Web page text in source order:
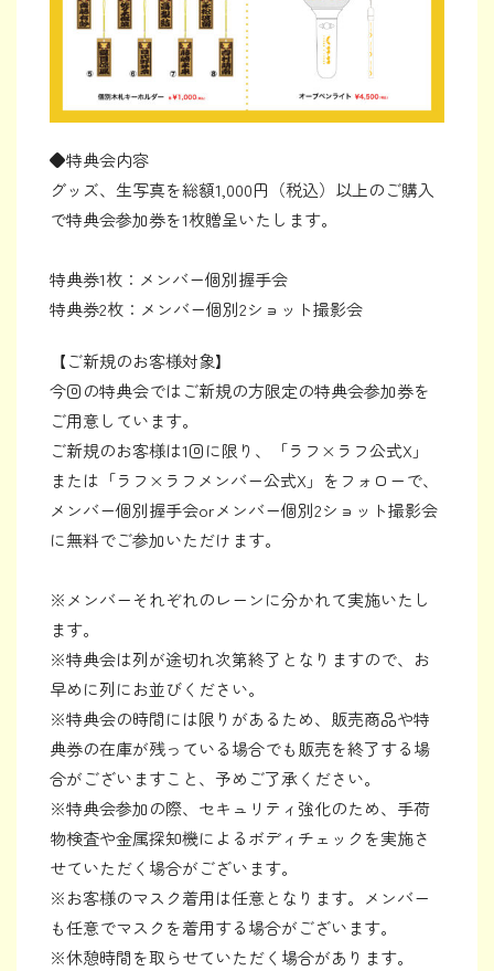
◆特典会内容
グッズ、生写真を総額1,000円（税込）以上のご購入
で特典会参加券を1枚贈呈いたします。
特典券1枚：メンバー個別握手会
特典券2枚：メンバー個別2ショット撮影会
【ご新規のお客様対象】
今回の特典会ではご新規の方限定の特典会参加券を
ご用意しています。
ご新規のお客様は1回に限り、「ラフ×ラフ公式X」
または「ラフ×ラフメンバー公式X」をフォローで、
メンバー個別握手会orメンバー個別2ショット撮影会
に無料でご参加いただけます。
※メンバーそれぞれのレーンに分かれて実施いたし
ます。
※特典会は列が途切れ次第終了となりますので、お
早めに列にお並びください。
※特典会の時間には限りがあるため、販売商品や特
典券の在庫が残っている場合でも販売を終了する場
合がございますこと、予めご了承ください。
※特典会参加の際、セキュリティ強化のため、手荷
物検査や金属探知機によるボディチェックを実施さ
せていただく場合がございます。
※お客様のマスク着用は任意となります。メンバー
も任意でマスクを着用する場合がございます。
※休憩時間を取らせていただく場合があります。